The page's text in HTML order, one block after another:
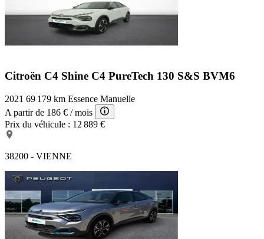
Citroën C4 Shine C4 PureTech 130 S&S BVM6
2021 69 179 km Essence Manuelle
A partir de 186 € / mois
Prix du véhicule : 12 889 €
38200 - VIENNE